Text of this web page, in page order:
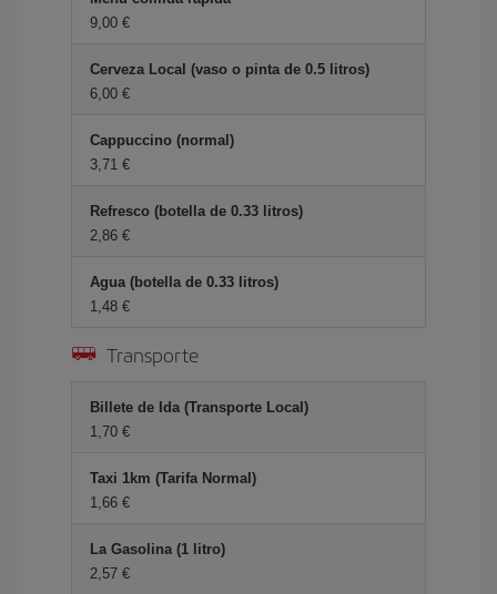
9,00 €
Cerveza Local (vaso o pinta de 0.5 litros)
6,00 €
Cappuccino (normal)
3,71 €
Refresco (botella de 0.33 litros)
2,86 €
Agua (botella de 0.33 litros)
1,48 €
Transporte
Billete de Ida (Transporte Local)
1,70 €
Taxi 1km (Tarifa Normal)
1,66 €
La Gasolina (1 litro)
2,57 €